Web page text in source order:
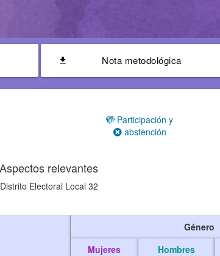
file_download Nota metodológica
Participación y
abstención
Aspectos relevantes
Distrito Electoral Local 32
Género
Mujeres
Hombres